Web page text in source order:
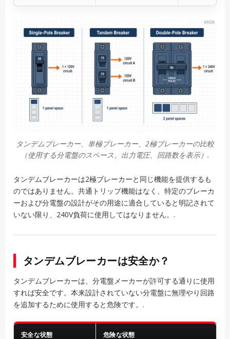
タンデムブレーカー、単極ブレーカー、2極ブレーカーの比較
（使用する分電盤のスペース、出力電圧、回路数を表示）.
タンデムブレーカーは2極ブレーカーと同じ機能を提供するも
のではありません。共通トリップ機能はなく、特定のブレーカ
ーおよび分電盤の設計がその用途に適合していると明記されて
いない限り、240V負荷に使用してはなりません。.
タンデムブレーカーは安全か？
タンデムブレーカーは、分電盤メーカーが許可する通りに使用
すれば安全です。本来設計されていない分電盤に無理やり回路
を追加するために使用すると危険です。.
安全な状態 危険な状態